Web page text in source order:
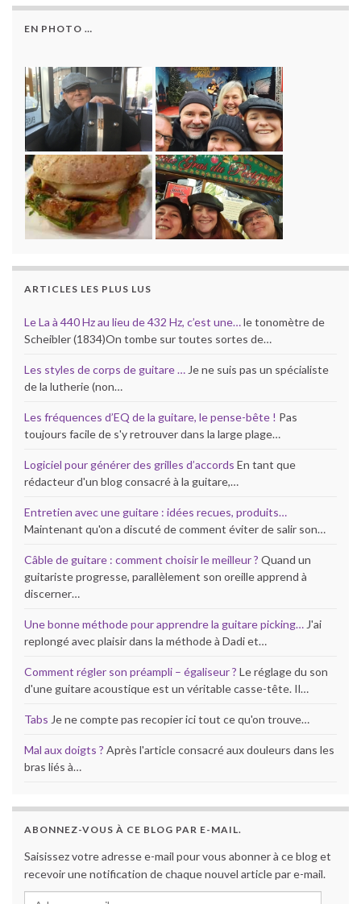
EN PHOTO …
ARTICLES LES PLUS LUS
Le La à 440 Hz au lieu de 432 Hz, c’est une…le tonomètre de
Scheibler (1834)On tombe sur toutes sortes de…
Les styles de corps de guitare …Je ne suis pas un spécialiste
de la lutherie (non…
Les fréquences d’EQ de la guitare, le pense-bête ! Pas
toujours facile de s'y retrouver dans la large plage…
Logiciel pour générer des grilles d’accords En tant que
rédacteur d'un blog consacré à la guitare,…
Entretien avec une guitare : idées recues, produits…
Maintenant qu'on a discuté de comment éviter de salir son…
Câble de guitare : comment choisir le meilleur ? Quand un
guitariste progresse, parallèlement son oreille apprend à
discerner…
Une bonne méthode pour apprendre la guitare picking…J'ai
replongé avec plaisir dans la méthode à Dadi et…
Comment régler son préampli – égaliseur ? Le réglage du son
d'une guitare acoustique est un véritable casse-tête. Il…
Tabs Je ne compte pas recopier ici tout ce qu'on trouve…
Mal aux doigts ? Après l'article consacré aux douleurs dans les
bras liés à…
ABONNEZ-VOUS À CE BLOG PAR E-MAIL.
Saisissez votre adresse e-mail pour vous abonner à ce blog et
recevoir une notification de chaque nouvel article par e-mail.
Adresse e-mail